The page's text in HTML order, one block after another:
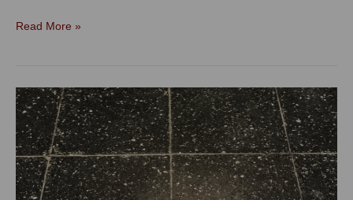
Read More »
Lockerungen
im
März